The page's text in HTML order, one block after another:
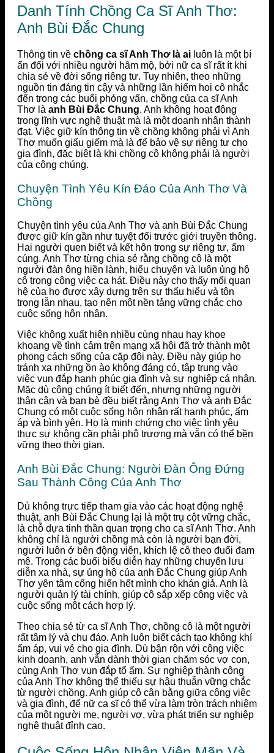
Danh Tính Chồng Ca Sĩ Anh Thơ:
Anh Bùi Đắc Chung
Thông tin về chồng ca sĩ Anh Thơ là ai luôn là một bí
ẩn đối với nhiều người hâm mộ, bởi nữ ca sĩ rất ít khi
chia sẻ về đời sống riêng tư. Tuy nhiên, theo những
nguồn tin đáng tin cậy và những lần hiếm hoi cô nhắc
đến trong các buổi phỏng vấn, chồng của ca sĩ Anh
Thơ là anh Bùi Đắc Chung. Anh không hoạt động
trong lĩnh vực nghệ thuật mà là một doanh nhân thành
đạt. Việc giữ kín thông tin về chồng không phải vì Anh
Thơ muốn giấu giếm mà là để bảo vệ sự riêng tư cho
gia đình, đặc biệt là khi chồng cô không phải là người
của công chúng.
Chuyện Tình Yêu Kín Đáo Của Anh Thơ Và
Chồng
Chuyện tình yêu của Anh Thơ và anh Bùi Đắc Chung
được giữ kín gần như tuyệt đối trước giới truyền thông.
Hai người quen biết và kết hôn trong sự riêng tư, ấm
cúng. Anh Thơ từng chia sẻ rằng chồng cô là một
người đàn ông hiền lành, hiểu chuyện và luôn ủng hộ
cô trong công việc ca hát. Điều này cho thấy mối quan
hệ của họ được xây dựng trên sự thấu hiểu và tôn
trọng lẫn nhau, tạo nên một nền tảng vững chắc cho
cuộc sống hôn nhân.
Việc không xuất hiện nhiều cùng nhau hay khoe
khoang về tình cảm trên mạng xã hội đã trở thành một
phong cách sống của cặp đôi này. Điều này giúp họ
tránh xa những ồn ào không đáng có, tập trung vào
việc vun đắp hạnh phúc gia đình và sự nghiệp cá nhân.
Mặc dù công chúng ít biết đến, nhưng những người
thân cận và bạn bè đều biết rằng Anh Thơ và anh Đắc
Chung có một cuộc sống hôn nhân rất hạnh phúc, ấm
áp và bình yên. Họ là minh chứng cho việc tình yêu
thực sự không cần phải phô trương mà vẫn có thể bền
vững theo thời gian.
Anh Bùi Đắc Chung: Người Đàn Ông Đứng
Sau Thành Công Của Anh Thơ
Dù không trực tiếp tham gia vào các hoạt động nghệ
thuật, anh Bùi Đắc Chung lại là một trụ cột vững chắc,
là chỗ dựa tinh thần quan trọng cho ca sĩ Anh Thơ. Anh
không chỉ là người chồng mà còn là người bạn đời,
người luôn ở bên động viên, khích lệ cô theo đuổi đam
mê. Trong các buổi biểu diễn hay những chuyến lưu
diễn xa nhà, sự ủng hộ của anh Đắc Chung giúp Anh
Thơ yên tâm cống hiến hết mình cho khán giả. Anh là
người quản lý tài chính, giúp cô sắp xếp công việc và
cuộc sống một cách hợp lý.
Theo chia sẻ từ ca sĩ Anh Thơ, chồng cô là một người
rất tâm lý và chu đáo. Anh luôn biết cách tạo không khí
ấm áp, vui vẻ cho gia đình. Dù bận rộn với công việc
kinh doanh, anh vẫn dành thời gian chăm sóc vợ con,
cùng Anh Thơ vun đắp tổ ấm. Sự nghiệp thành công
của Anh Thơ không thể thiếu sự hậu thuẫn vững chắc
từ người chồng. Anh giúp cô cân bằng giữa công việc
và gia đình, để nữ ca sĩ có thể vừa làm tròn trách nhiệm
của một người mẹ, người vợ, vừa phát triển sự nghiệp
nghệ thuật đỉnh cao.